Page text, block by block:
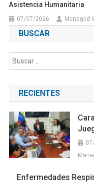
Asistencia Humanitaria
07/07/2026 Managed
BUSCAR
RECIENTES
Enfermedades